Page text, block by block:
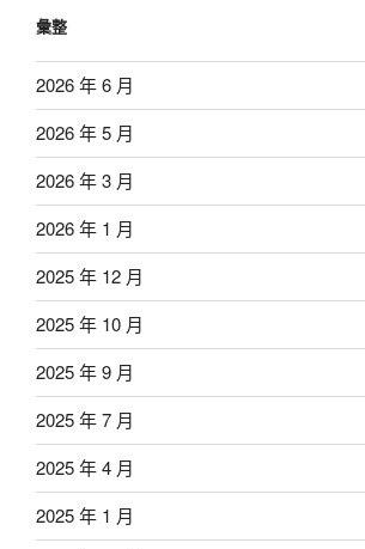
彙整
2026 年 6 月
2026 年 5 月
2026 年 3 月
2026 年 1 月
2025 年 12 月
2025 年 10 月
2025 年 9 月
2025 年 7 月
2025 年 4 月
2025 年 1 月